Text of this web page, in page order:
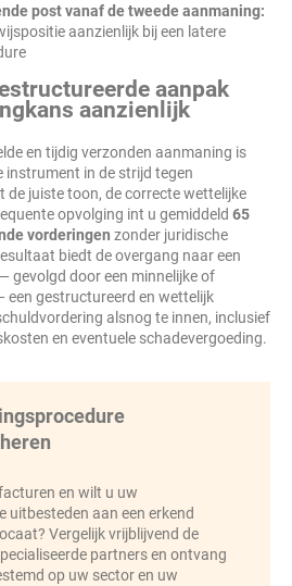
post vanaf de tweede aanmaning:
aanzienlijk bij een latere
aanpak
aanzienlijk
en tijdig verzonden aanmaning is
instrument in de strijd tegen
juiste toon, de correcte wettelijke
opvolging int u gemiddeld 65
vorderingen zonder juridische
biedt de overgang naar een
gevolgd door een minnelijke of
een gestructureerd en wettelijk
alsnog te innen, inclusief
en eventuele schadevergoeding.
en wilt u uw
uitbesteden aan een erkend
Vergelijk vrijblijvend de
partners en ontvang
op uw sector en uw